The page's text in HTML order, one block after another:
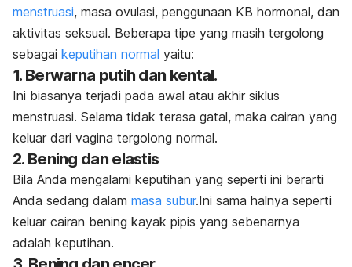
menstruasi, masa ovulasi, penggunaan KB hormonal, dan
aktivitas seksual. Beberapa tipe yang masih tergolong
sebagai keputihan normal yaitu:
1. Berwarna putih dan kental.
Ini biasanya terjadi pada awal atau akhir siklus
menstruasi. Selama tidak terasa gatal, maka cairan yang
keluar dari vagina tergolong normal.
2. Bening dan elastis
Bila Anda mengalami keputihan yang seperti ini berarti
Anda sedang dalam masa subur.Ini sama halnya seperti
keluar cairan bening kayak pipis yang sebenarnya
adalah keputihan.